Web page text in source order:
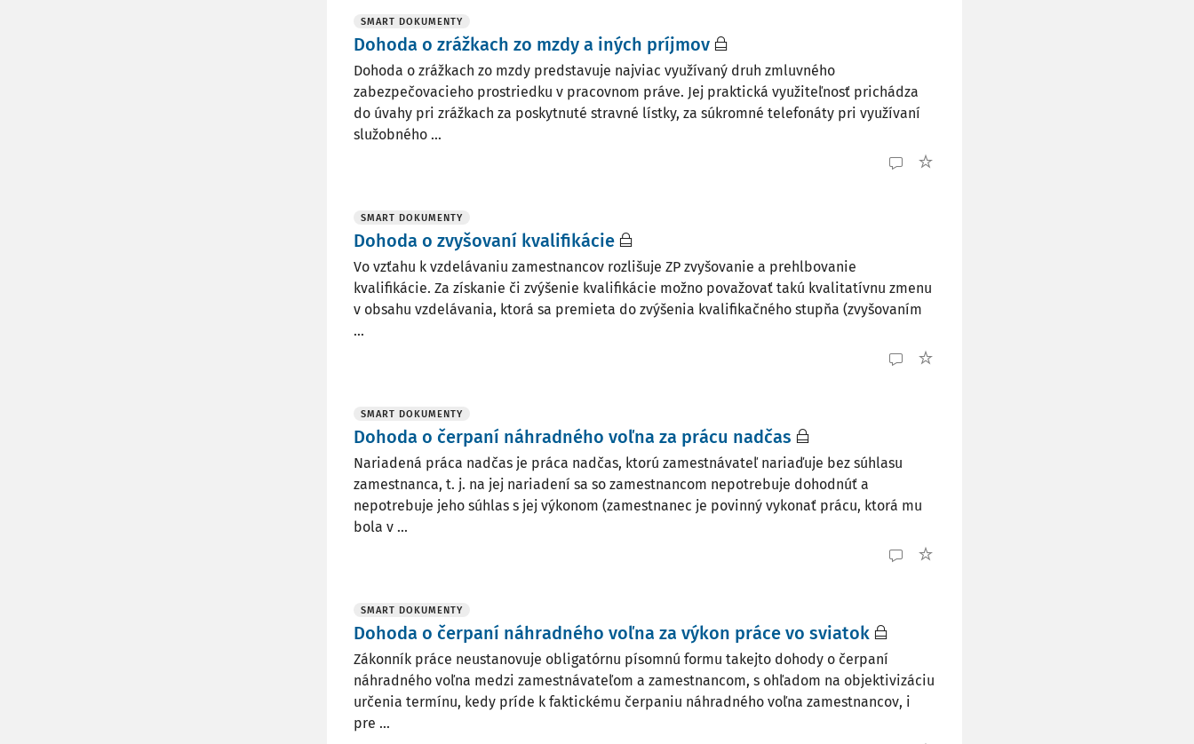
SMART DOKUMENTY
Dohoda o zrážkach zo mzdy a iných príjmov
Dohoda o zrážkach zo mzdy predstavuje najviac využívaný druh zmluvného
zabezpečovacieho prostriedku v pracovnom práve. Jej praktická využiteľnosť prichádza
do úvahy pri zrážkach za poskytnuté stravné lístky, za súkromné telefonáty pri využívaní
služobného ...
SMART DOKUMENTY
Dohoda o zvyšovaní kvalifikácie
Vo vzťahu k vzdelávaniu zamestnancov rozlišuje ZP zvyšovanie a prehlbovanie
kvalifikácie. Za získanie či zvýšenie kvalifikácie možno považovať takú kvalitatívnu zmenu
v obsahu vzdelávania, ktorá sa premieta do zvýšenia kvalifikačného stupňa (zvyšovaním
...
SMART DOKUMENTY
Dohoda o čerpaní náhradného voľna za prácu nadčas
Nariadená práca nadčas je práca nadčas, ktorú zamestnávateľ nariaďuje bez súhlasu
zamestnanca, t. j. na jej nariadení sa so zamestnancom nepotrebuje dohodnúť a
nepotrebuje jeho súhlas s jej výkonom (zamestnanec je povinný vykonať prácu, ktorá mu
bola v ...
SMART DOKUMENTY
Dohoda o čerpaní náhradného voľna za výkon práce vo sviatok
Zákonník práce neustanovuje obligatórnu písomnú formu takejto dohody o čerpaní
náhradného voľna medzi zamestnávateľom a zamestnancom, s ohľadom na objektivizáciu
určenia termínu, kedy príde k faktickému čerpaniu náhradného voľna zamestnancov, i
pre ...